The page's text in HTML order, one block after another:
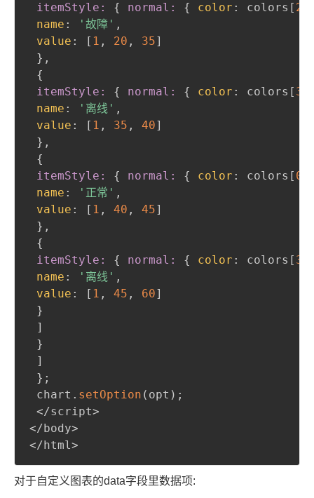
itemStyle:
{ normal: { color : colors[ 2
name : '故障' ,
value : [ 1 , 20 , 35]
} ,
{
itemStyle:
{ normal: { color : colors[ 3
name : '离线' ,
value : [ 1 , 35 , 40]
} ,
{
itemStyle:
{ normal: { color : colors[ 0
name : '正常' ,
value : [ 1 , 40 , 45]
} ,
{
itemStyle:
{ normal: { color : colors[ 3
name : '离线' ,
value : [ 1 , 45 , 60]
}
]
}
]
} ;
chart. setOption ( opt ) ;
</script>
</body>
</html>
对于自定义图表的data字段里数据项: